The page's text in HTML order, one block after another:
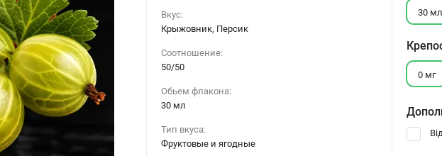
Вкус:
Крыжовник, Персик
Соотношение:
50/50
Обьем флакона:
30 мл
Тип вкуса:
Фруктовые и ягодные
30 мл
0 мг